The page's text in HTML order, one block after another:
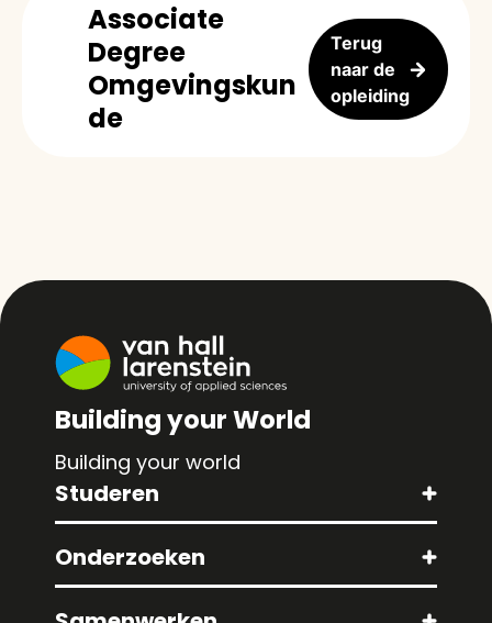
Associate
Degree
Omgevingskun
de
Terug
naar de
opleiding
Building your World
Building your world
Studeren
Onderzoeken